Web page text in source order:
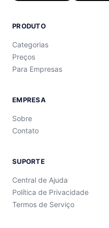
PRODUTO
Categorias
Preços
Para Empresas
EMPRESA
Sobre
Contato
SUPORTE
Central de Ajuda
Política de Privacidade
Termos de Serviço